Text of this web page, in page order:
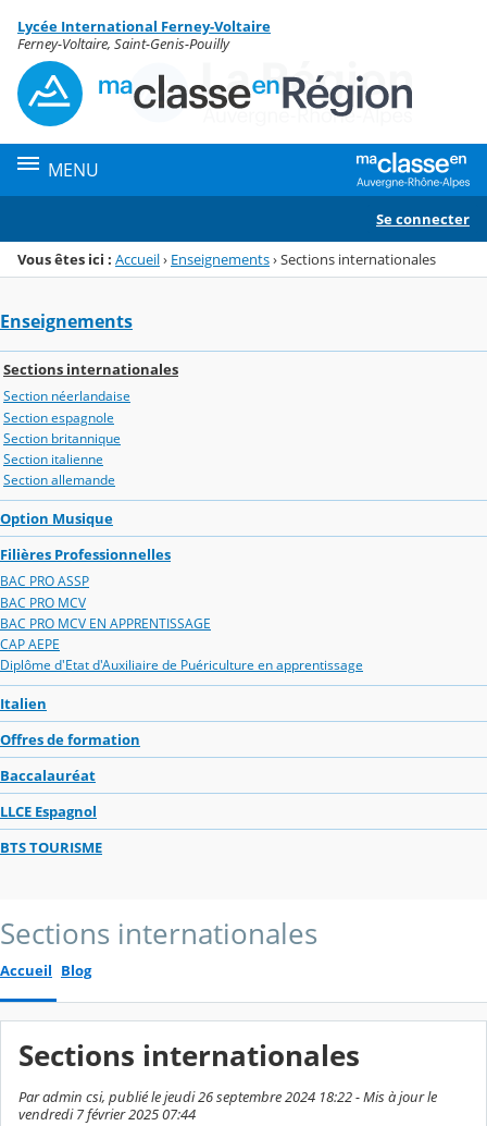
Menu de la rubrique
Contenu
Lycée International Ferney-Voltaire
Ferney-Voltaire, Saint-Genis-Pouilly
MENU
Se connecter
Vous êtes ici : Accueil› Enseignements›Sections internationales
Enseignements
Sections internationales
Section néerlandaise
Section espagnole
Section britannique
Section italienne
Section allemande
Option Musique
Filières Professionnelles
BAC PRO ASSP
BAC PRO MCV
BAC PRO MCV EN APPRENTISSAGE
CAP AEPE
Diplôme d'Etat d'Auxiliaire de Puériculture en apprentissage
Italien
Offres de formation
Baccalauréat
LLCE Espagnol
BTS TOURISME
Sections internationales
Accueil Blog
Sections internationales
Par admin csi, publié le jeudi 26 septembre 2024 18:22 - Mis à jour le
vendredi 7 février 2025 07:44